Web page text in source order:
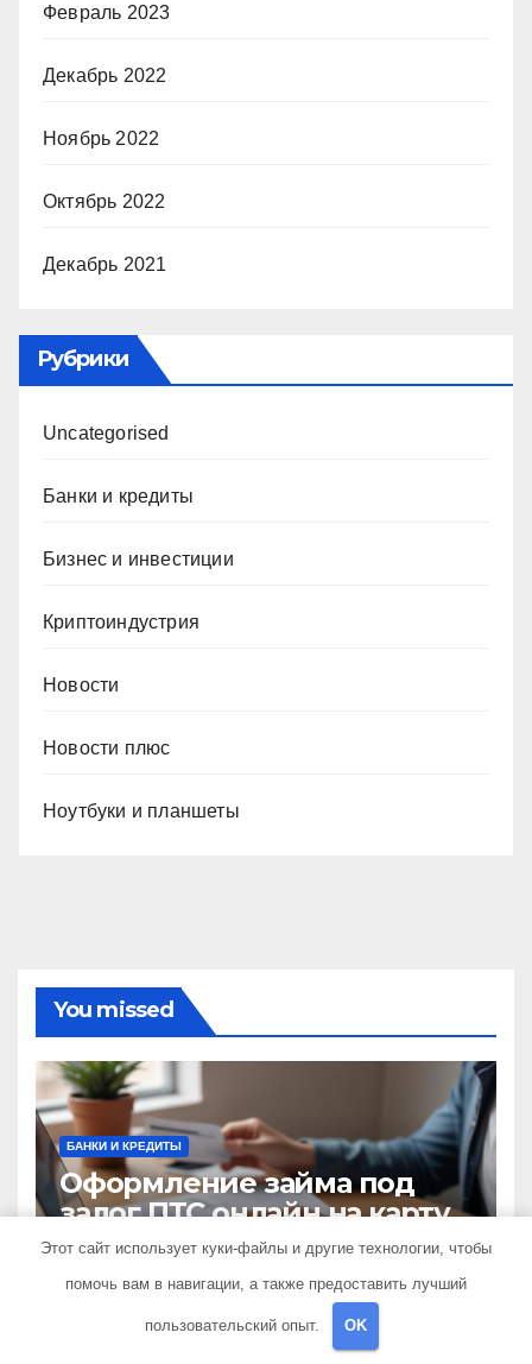
Февраль 2023
Декабрь 2022
Ноябрь 2022
Октябрь 2022
Декабрь 2021
Рубрики
Uncategorised
Банки и кредиты
Бизнес и инвестиции
Криптоиндустрия
Новости
Новости плюс
Ноутбуки и планшеты
You missed
БАНКИ И КРЕДИТЫ
Оформление займа под
залог ПТС онлайн на карту
без визита в офис: порядок,
требования и документы
10 МАРТА 2026 MINING_BROTH
Этот сайт использует куки-файлы и другие технологии, чтобы
помочь вам в навигации, а также предоставить лучший
пользовательский опыт. OK